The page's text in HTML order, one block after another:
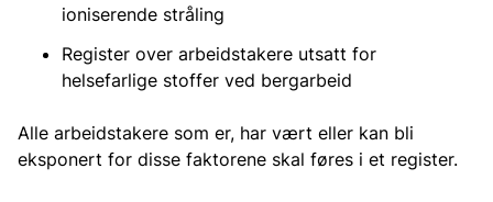
ioniserende stråling
Register over arbeidstakere utsatt for
helsefarlige stoffer ved bergarbeid
Alle arbeidstakere som er, har vært eller kan bli
eksponert for disse faktorene skal føres i et register.